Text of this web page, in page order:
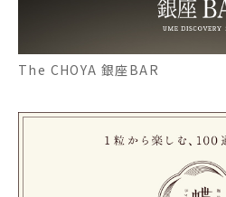
The CHOYA 銀座BAR